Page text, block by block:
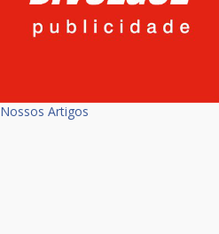
Nossos Artigos